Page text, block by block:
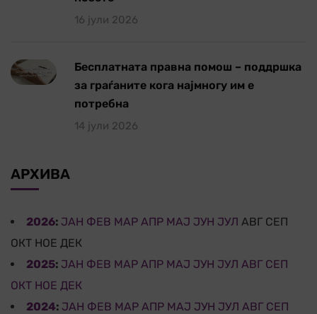
16 јули 2026
Бесплатната правна помош – поддршка
за граѓаните кога најмногу им е
потребна
14 јули 2026
АРХИВА
2026: ЈАН ФЕВ МАР АПР МАЈ ЈУН ЈУЛ АВГ СЕП
ОКТ НОЕ ДЕК
2025: ЈАН ФЕВ МАР АПР МАЈ ЈУН ЈУЛ АВГ СЕП
ОКТ НОЕ ДЕК
2024: ЈАН ФЕВ МАР АПР МАЈ ЈУН ЈУЛ АВГ СЕП